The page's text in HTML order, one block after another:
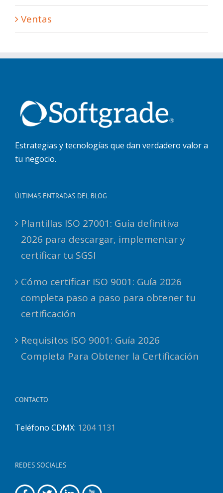
Ventas
Estrategias y tecnologías que dan verdadero valor a
tu negocio.
ÚLTIMAS ENTRADAS DEL BLOG
Plantillas ISO 27001: Guía definitiva
2026 para descargar, implementar y
certificar tu SGSI
Cómo certificar ISO 9001: Guía 2026
completa paso a paso para obtener tu
certificación
Requisitos ISO 9001: Guía 2026
Completa Para Obtener la Certificación
CONTACTO
Teléfono CDMX: 1204 1131
REDES SOCIALES